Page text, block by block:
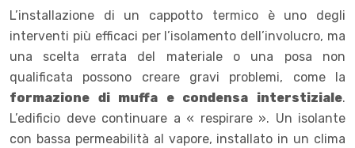
L’installazione di un cappotto termico è uno degli
interventi più efficaci per l’isolamento dell’involucro, ma
una scelta errata del materiale o una posa non
qualificata possono creare gravi problemi, come la
formazione di muffa e condensa interstiziale.
L’edificio deve continuare a « respirare ». Un isolante
con bassa permeabilità al vapore, installato in un clima